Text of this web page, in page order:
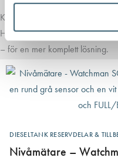
Komplettera med rätt tillval
Här har vi samlat produkter
– för en mer komplett lösning.
DIESELTANK RESERVDELAR &
Nivåmätare –